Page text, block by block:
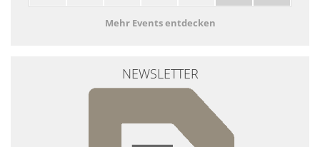
Mehr Events entdecken
NEWSLETTER